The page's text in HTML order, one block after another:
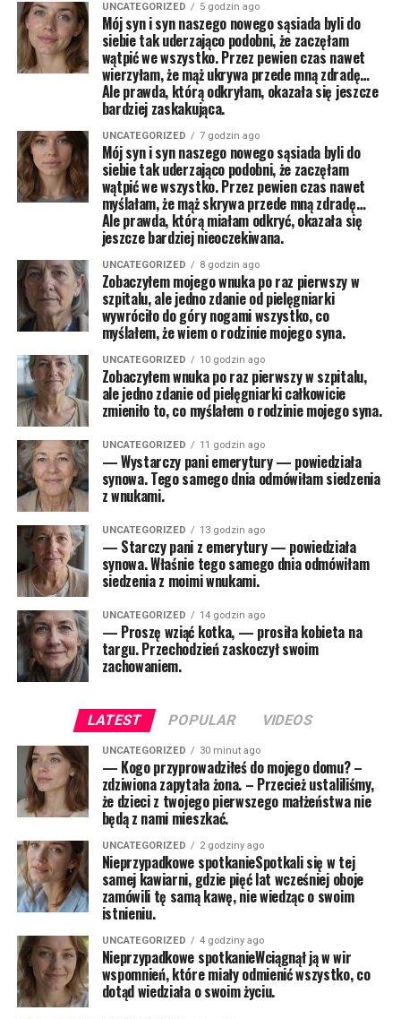
UNCATEGORIZED 5 godzin ago
Mój syn i syn naszego nowego sąsiada byli do
siebie tak uderzająco podobni, że zaczęłam
wątpić we wszystko. Przez pewien czas nawet
wierzyłam, że mąż ukrywa przede mną zdradę…
Ale prawda, którą odkryłam, okazała się jeszcze
bardziej zaskakująca.
UNCATEGORIZED 7 godzin ago
Mój syn i syn naszego nowego sąsiada byli do
siebie tak uderzająco podobni, że zaczęłam
wątpić we wszystko. Przez pewien czas nawet
myślałam, że mąż skrywa przede mną zdradę…
Ale prawda, którą miałam odkryć, okazała się
jeszcze bardziej nieoczekiwana.
UNCATEGORIZED 8 godzin ago
Zobaczyłem mojego wnuka po raz pierwszy w
szpitalu, ale jedno zdanie od pielęgniarki
wywróciło do góry nogami wszystko, co
myślałem, że wiem o rodzinie mojego syna.
UNCATEGORIZED 10 godzin ago
Zobaczyłem wnuka po raz pierwszy w szpitalu,
ale jedno zdanie od pielęgniarki całkowicie
zmieniło to, co myślałem o rodzinie mojego syna.
UNCATEGORIZED 11 godzin ago
— Wystarczy pani emerytury — powiedziała
synowa. Tego samego dnia odmówiłam siedzenia
z wnukami.
UNCATEGORIZED 13 godzin ago
— Starczy pani z emerytury — powiedziała
synowa. Właśnie tego samego dnia odmówiłam
siedzenia z moimi wnukami.
UNCATEGORIZED 14 godzin ago
— Proszę wziąć kotka, — prosiła kobieta na
targu. Przechodzień zaskoczył swoim
zachowaniem.
LATEST POPULAR VIDEOS
UNCATEGORIZED 30 minut ago
— Kogo przyprowadziłeś do mojego domu? –
zdziwiona zapytała żona. – Przecież ustaliliśmy,
że dzieci z twojego pierwszego małżeństwa nie
będą z nami mieszkać.
UNCATEGORIZED 2 godziny ago
Nieprzypadkowe spotkanieSpotkali się w tej
samej kawiarni, gdzie pięć lat wcześniej oboje
zamówili tę samą kawę, nie wiedząc o swoim
istnieniu.
UNCATEGORIZED 4 godziny ago
Nieprzypadkowe spotkanieWciągnął ją w wir
wspomnień, które miały odmienić wszystko, co
dotąd wiedziała o swoim życiu.